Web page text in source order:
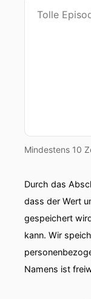
Mindestens 10
Durch das
dass der Wert
gespeichert
kann. Wir
Namens ist